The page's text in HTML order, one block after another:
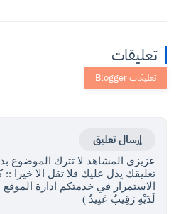
تعليقات
إرسال تعليق
عزيزي المشاهد لا تترك الموضوع
تعليقك يدل عليك فلا تقل الا خيرا
الاستمرار في خدمتكم ادارة
لَدَيْهِ رَقِيبٌ عَتِيدٌ )